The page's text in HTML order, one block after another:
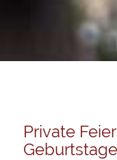
Private